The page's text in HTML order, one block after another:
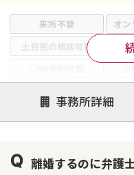
来所不要 オン
土日祝の相談可能
注力案件
離婚前相談
不貞・不倫慰謝料請求
事務所詳細
離婚するのに弁護